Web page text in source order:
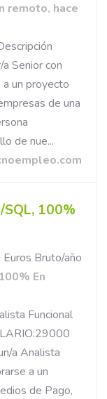
remoto, hace
Senior con
a un proyecto
de una
de nue...
100%
Bruto/año
En
Funcional
a Analista
a un
de Pago,